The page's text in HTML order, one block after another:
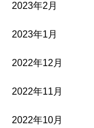
2023年2月
2023年1月
2022年12月
2022年11月
2022年10月